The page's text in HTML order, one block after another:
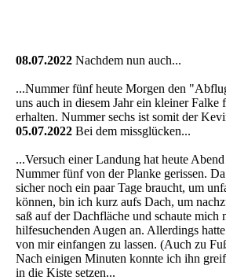
08.07.2022 Nachdem nun auch...
...Nummer fünf heute Morgen den
uns auch in diesem Jahr ein kleiner Falke
erhalten. Nummer sechs ist somit der
05.07.2022 Bei dem missglücken...
...Versuch einer Landung hat heute
Nummer fünf von der Planke gerissen.
sicher noch ein paar Tage braucht, um
können, bin ich kurz aufs Dach, um
saß auf der Dachfläche und schaute mich
hilfesuchenden Augen an. Allerdings
von mir einfangen zu lassen. (Auch zu
Nach einigen Minuten konnte ich ihn
in die Kiste setzen...